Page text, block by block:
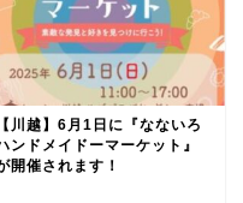
【川越】6月1日に『なないろ
ンドメイドーマーケット』
開催されます！